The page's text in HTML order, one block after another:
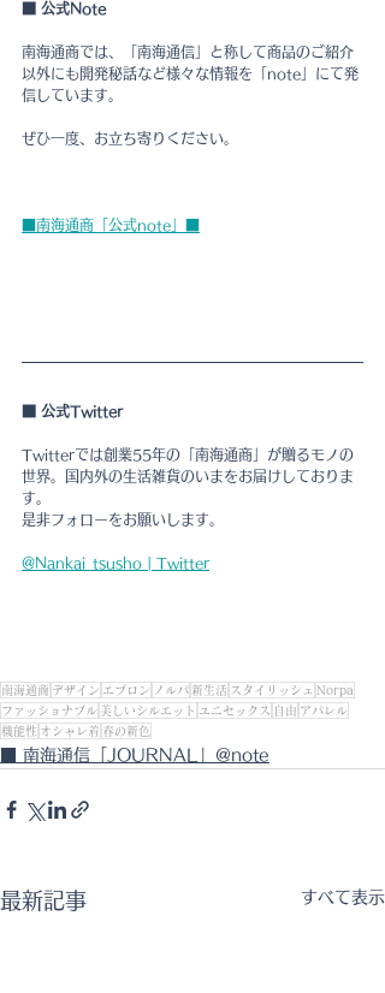
■ 公式Note
南海通商では、「南海通信」と称して商品のご紹介
以外にも開発秘話など様々な情報を「note」にて発
信しています。
ぜひ一度、お立ち寄りください。
■南海通商「公式note」■
■ 公式Twitter
Twitterでは創業55年の「南海通商」が贈るモノの
世界。国内外の生活雑貨のいまをお届けしておりま
す。
是非フォローをお願いします。
@Nankai_tsusho | Twitter
南海通商 デザイン エプロン ノルパ 新生活 スタイリッシュ Norpa
ファッショナブル 美しいシルエット ユニセックス 自由 アパレル
機能性 オシャレ着 春の新色
■ 南海通信「JOURNAL」@note
最新記事 すべて表示